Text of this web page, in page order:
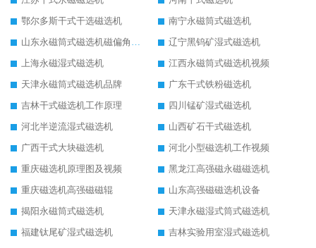
鄂尔多斯干式干选磁选机
南宁永磁筒式磁选机
山东永磁筒式磁选机磁偏角怎么调整
辽宁黑钨矿湿式磁选机
上海永磁湿式磁选机
江西永磁筒式磁选机视频
天津永磁筒式磁选机品牌
广东干式铁粉磁选机
吉林干式磁选机工作原理
四川锰矿湿式磁选机
河北半逆流湿式磁选机
山西矿石干式磁选机
广西干式大块磁选机
河北小型磁选机工作视频
重庆磁选机原理图及视频
黑龙江高强磁永磁磁选机
重庆磁选机高强磁磁辊
山东高强磁磁选机设备
揭阳永磁筒式磁选机
天津永磁湿式筒式磁选机
福建钛尾矿湿式磁选机
吉林实验用室湿式磁选机